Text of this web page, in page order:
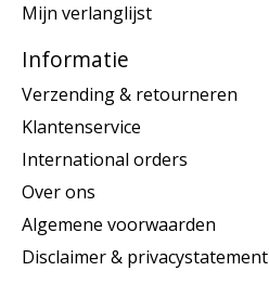
Mijn verlanglijst
Informatie
Verzending & retourneren
Klantenservice
International orders
Over ons
Algemene voorwaarden
Disclaimer & privacystatement